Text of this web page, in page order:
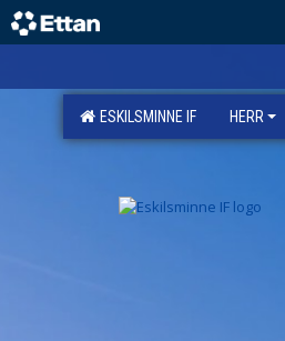
ESKILSMINNE IF HERR